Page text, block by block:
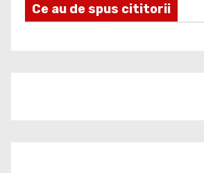
Ce au de spus cititorii